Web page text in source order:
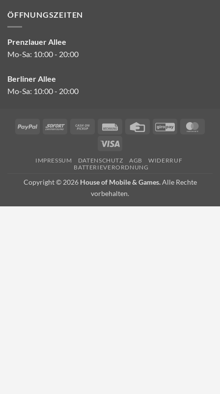
ÖFFNUNGSZEITEN
Prenzlauer Allee
Mo-Sa: 10:00 - 20:00
Berliner Allee
Mo-Sa: 10:00 - 20:00
PayPal Sofort
Cash
Pickup
Rechung
Credit
GiroPay
IMPRESSUM DATENSCHUTZ AGB
WIDERRUF
BATTERIEVERORDNUNG
Copyright © 2026 House of Mobile & Games.Alle Rechte
vorbehalten.